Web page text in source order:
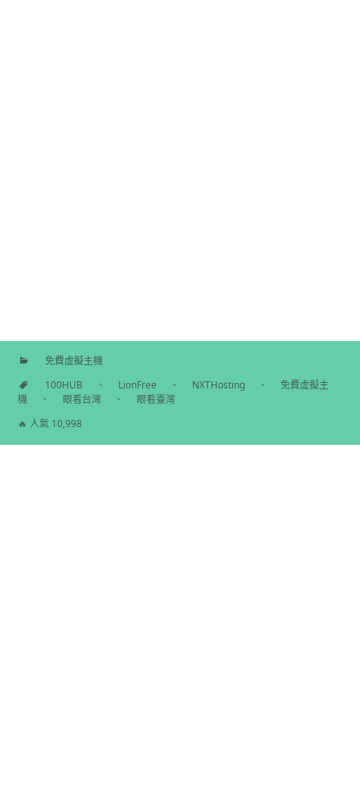
分
類
免費虛擬主機
籤
100HUB 、 LionFree 、 NXTHosting 、
免費虛擬主
機
、 眼看台灣 、
眼看臺灣
🔥 人氣 10,998